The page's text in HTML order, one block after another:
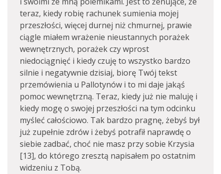
teraz, kiedy robię rachunek sumienia mojej
przeszłości, więcej durnej niż chmurnej, prawie
ciągle miałem wrażenie nieustannych porażek
wewnętrznych, porażek czy wprost
niedociągnięć i kiedy czuję to wszystko bardzo
silnie i negatywnie dzisiaj, biorę Twój tekst
przemówienia u Pallotynów i to mi daje jakąś
pomoc wewnętrzną. Teraz, kiedy już nie maluję i
kiedy mogę o swojej przeszłości na tym odcinku
myśleć całościowo. Tak bardzo pragnę, żebyś był
już zupełnie zdrów i żebyś potrafił naprawdę o
siebie zadbać, choć nie masz przy sobie Krzysia
[13], do którego zresztą napisałem po ostatnim
widzeniu z Tobą.